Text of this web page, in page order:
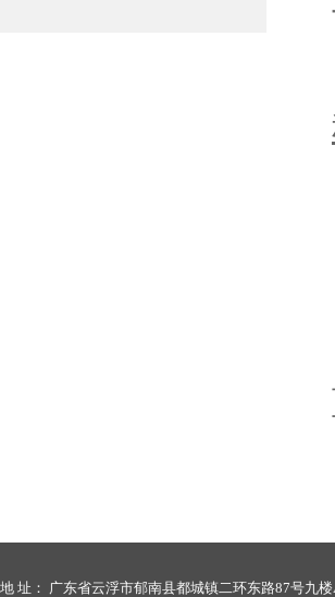
地 址： 广东省云浮市郁南县都城镇二环东路87号九